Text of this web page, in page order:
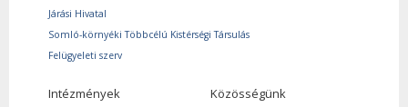
Járási Hivatal
Somló-környéki Többcélú Kistérségi Társulás
Felügyeleti szerv
Intézmények Közösségünk